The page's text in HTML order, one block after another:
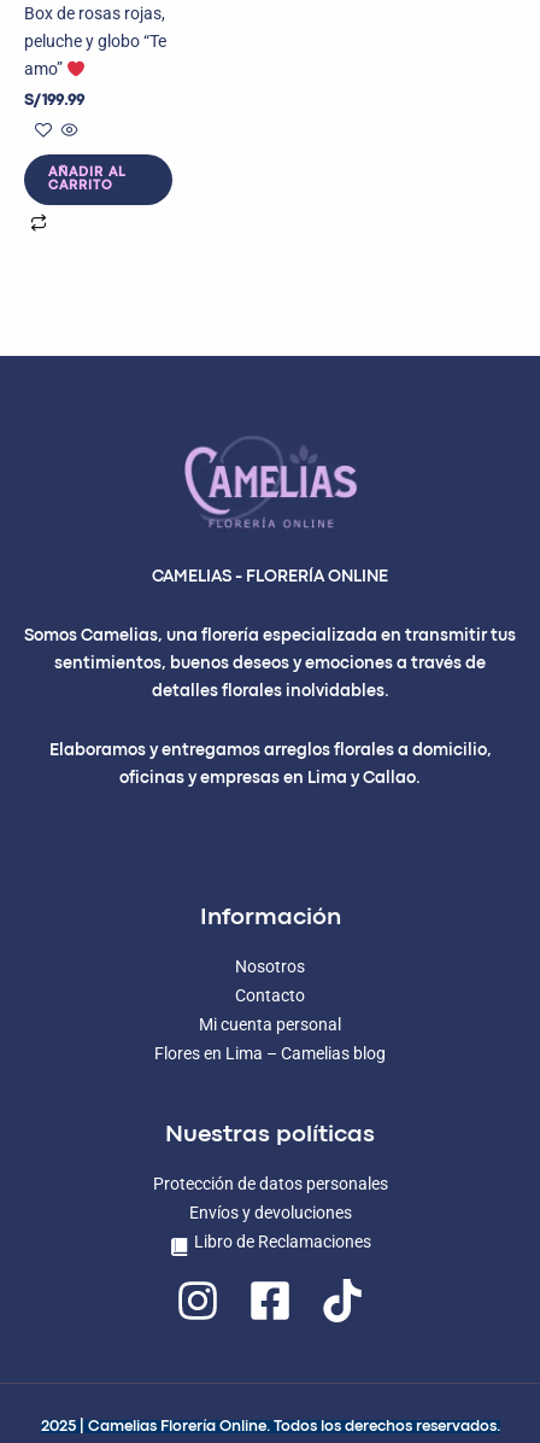
Box de rosas rojas,
peluche y globo “Te
amo”
S/199.99
AÑADIR AL
CARRITO
CAMELIAS - FLORERÍA ONLINE
Somos Camelias, una florería especializada en transmitir tus
sentimientos, buenos deseos y emociones a través de
detalles florales inolvidables.
Elaboramos y entregamos arreglos florales a domicilio,
oficinas y empresas en Lima y Callao.
Información
Nosotros
Contacto
Mi cuenta personal
Flores en Lima – Camelias blog
Nuestras políticas
Protección de datos personales
Envíos y devoluciones
Libro de Reclamaciones
2025 | Camelias Florería Online. Todos los derechos reservados.